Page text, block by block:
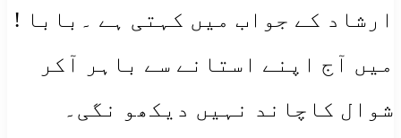
ارشاد کے جواب میں کہتی ہے ۔بابا !
میں آج اپنے استانے سے باہر آکر
شوال کاچاند نہیں دیکھو نگی۔